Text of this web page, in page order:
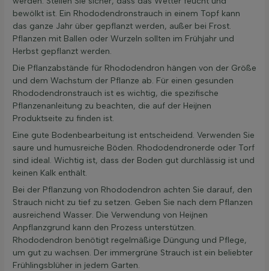
bewölkt ist. Ein Rhododendronstrauch in einem Topf kann
das ganze Jahr über gepflanzt werden, außer bei Frost.
Pflanzen mit Ballen oder Wurzeln sollten im Frühjahr und
Herbst gepflanzt werden.
Die Pflanzabstände für Rhododendron hängen von der Größe
und dem Wachstum der Pflanze ab. Für einen gesunden
Rhododendronstrauch ist es wichtig, die spezifische
Pflanzenanleitung zu beachten, die auf der Heijnen
Produktseite zu finden ist.
Eine gute Bodenbearbeitung ist entscheidend. Verwenden Sie
saure und humusreiche Böden. Rhododendronerde oder Torf
sind ideal. Wichtig ist, dass der Boden gut durchlässig ist und
keinen Kalk enthält.
Bei der Pflanzung von Rhododendron achten Sie darauf, den
Strauch nicht zu tief zu setzen. Geben Sie nach dem Pflanzen
ausreichend Wasser. Die Verwendung von Heijnen
Anpflanzgrund kann den Prozess unterstützen.
Rhododendron benötigt regelmäßige Düngung und Pflege,
um gut zu wachsen. Der immergrüne Strauch ist ein beliebter
Frühlingsblüher in jedem Garten.